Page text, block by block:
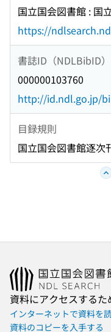
国立国会図書館 : 国
https://
書誌ID（NDLBibID）
000000103760
http://id.ndl.go.jp/
目録規則
国立国会図書館逐次
資料にアクセスするた
インターネットで資料を
資料のコピーを入手する